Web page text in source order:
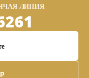
ЛИНИЯ